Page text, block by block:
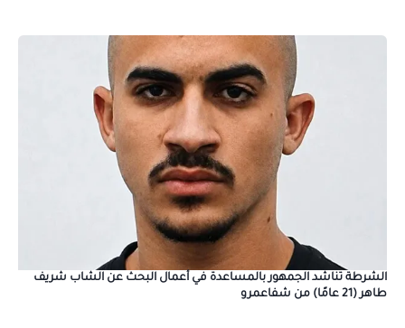
الشرطة تناشد الجمهور بالمساعدة في أعمال البحث عن الشاب شريف
طاهر (21 عامًا) من شفاعمرو